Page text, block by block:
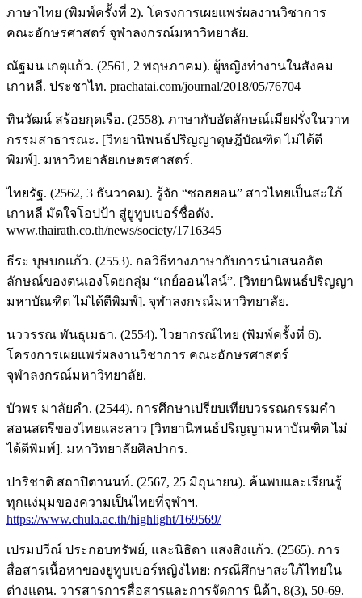
ภาษาไทย (พิมพ์ครั้งที่ 2). โครงการเผยแพร่ผลงานวิชาการ
คณะอักษรศาสตร์ จุฬาลงกรณ์มหาวิทยาลัย.
ณัฐมน เกตุแก้ว. (2561, 2 พฤษภาคม). ผู้หญิงทำงานในสังคม
เกาหลี. ประชาไท. prachatai.com/journal/2018/05/76704
ทินวัฒน์ สร้อยกุดเรือ. (2558). ภาษากับอัตลักษณ์เมียฝรั่งในวาท
กรรมสาธารณะ. [วิทยานิพนธ์ปริญญาดุษฎีบัณฑิต ไม่ได้ตี
พิมพ์]. มหาวิทยาลัยเกษตรศาสตร์.
ไทยรัฐ. (2562, 3 ธันวาคม). รู้จัก “ซอฮยอน” สาวไทยเป็นสะใภ้
เกาหลี มัดใจโอปป้า สู่ยูทูบเบอร์ชื่อดัง.
www.thairath.co.th/news/society/1716345
ธีระ บุษบกแก้ว. (2553). กลวิธีทางภาษากับการนำเสนออัต
ลักษณ์ของตนเองโดยกลุ่ม “เกย์ออนไลน์”. [วิทยานิพนธ์ปริญญา
มหาบัณฑิต ไม่ได้ตีพิมพ์]. จุฬาลงกรณ์มหาวิทยาลัย.
นววรรณ พันธุเมธา. (2554). ไวยากรณ์ไทย (พิมพ์ครั้งที่ 6).
โครงการเผยแพร่ผลงานวิชาการ คณะอักษรศาสตร์
จุฬาลงกรณ์มหาวิทยาลัย.
บัวพร มาลัยคำ. (2544). การศึกษาเปรียบเทียบวรรณกรรมคำ
สอนสตรีของไทยและลาว [วิทยานิพนธ์ปริญญามหาบัณฑิต ไม่
ได้ตีพิมพ์]. มหาวิทยาลัยศิลปากร.
ปาริชาติ สถาปิตานนท์. (2567, 25 มิถุนายน). ค้นพบและเรียนรู้
ทุกแง่มุมของความเป็นไทยที่จุฬาฯ.
https://www.chula.ac.th/highlight/169569/
เปรมปวีณ์ ประกอบทรัพย์, และนิธิดา แสงสิงแก้ว. (2565). การ
สื่อสารเนื้อหาของยูทูบเบอร์หญิงไทย: กรณีศึกษาสะใภ้ไทยใน
ต่างแดน. วารสารการสื่อสารและการจัดการ นิด้า, 8(3), 50-69.